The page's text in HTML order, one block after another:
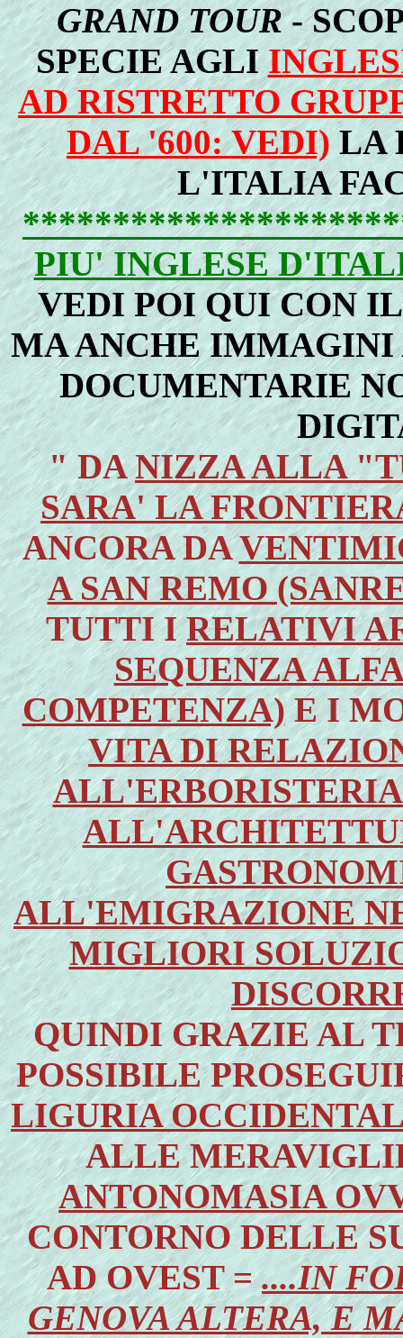
GRAND TOUR-
SPECIE AGLI
AD RISTRETTO
DAL '600: VEDI)LA
L'ITALIA
PIU' INGLESE
VEDI POI QUI CON
MA ANCHE
DOCUMENTARIE
" DANIZZA ALLA
SARA' LA
ANCORA DA
A SAN REMO
TUTTI IRELATIVI
SEQUENZA
COMPETENZA)E I
VITA DI
ALL'EMIGRAZIONE
MIGLIORI
QUINDI GRAZIE AL
POSSIBILE
LIGURIA
ALLE
ANTONOMASIA
CONTORNO DELLE
AD OVEST =....IN
GENOVA ALTERA, E